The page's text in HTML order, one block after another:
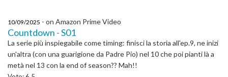
10/09/2025 - on Amazon Prime Video
Countdown - S01
La serie più inspiegabile come timing: finisci la storia all'ep.9, ne inizi
un'altra (con una guarigione da Padre Pio) nel 10 che poi pianti là a
metà nel 13 con la end of season?? Mah!!